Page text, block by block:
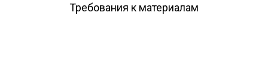
Требования к материалам